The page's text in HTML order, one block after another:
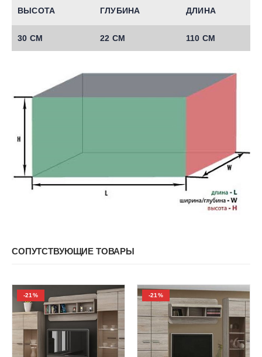
ВЫСОТА ГЛУБИНА ДЛИНА
30 СМ 22 СМ 110 СМ
СОПУТСТВУЮЩИЕ ТОВАРЫ
-21% -21%